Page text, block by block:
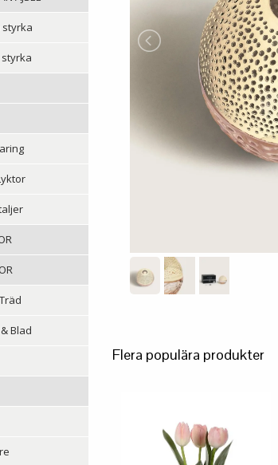
Blad
Flera populära produkter